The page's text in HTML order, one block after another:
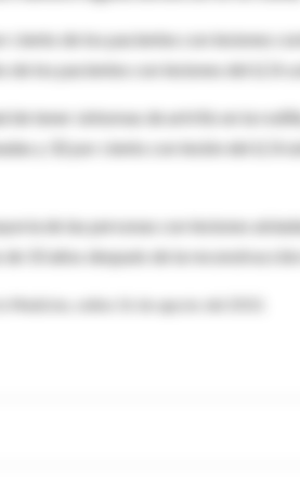
ciento de los pacientes con lesiones
de los pacientes con lesiones del LCA
de tener síntomas de artritis en la
y 32 por ciento con lesión del LCA
de las personas con lesiones
10 años después de la
Medicine, online 16 de agosto del 2010.